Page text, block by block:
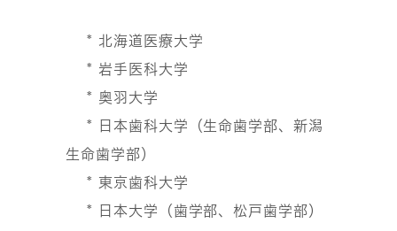
* 北海道医療大学
* 岩手医科大学
* 奥羽大学
* 日本歯科大学（生命歯学部、新潟
生命歯学部）
* 東京歯科大学
* 日本大学（歯学部、松戸歯学部）